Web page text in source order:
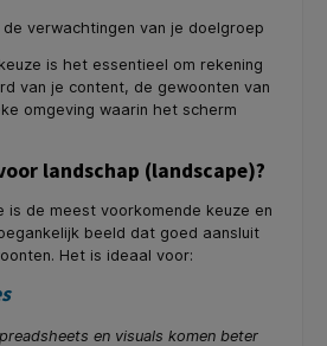
de verwachtingen van je doelgroep
is het essentieel om rekening
van je content, de gewoonten van
omgeving waarin het scherm
landschap (landscape)?
is de meest voorkomende keuze en
beeld dat goed aansluit
Het is ideaal voor:
en visuals komen beter